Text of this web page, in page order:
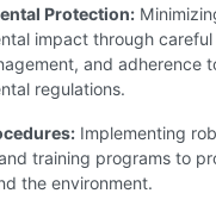
Protection:
impact through careful
and adherence
regulations.
Implementing
training programs to
the environment.